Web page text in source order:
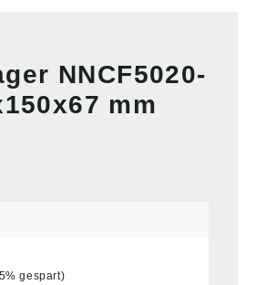
NNCF5020-
mm
gespart)